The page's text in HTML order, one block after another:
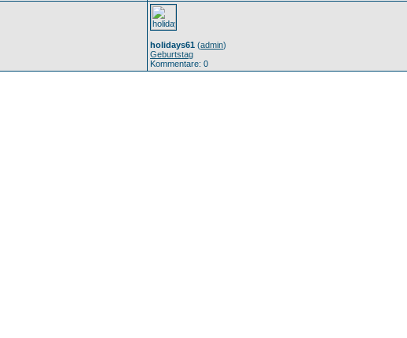
holidays61 (admin)
Geburtstag
Kommentare: 0